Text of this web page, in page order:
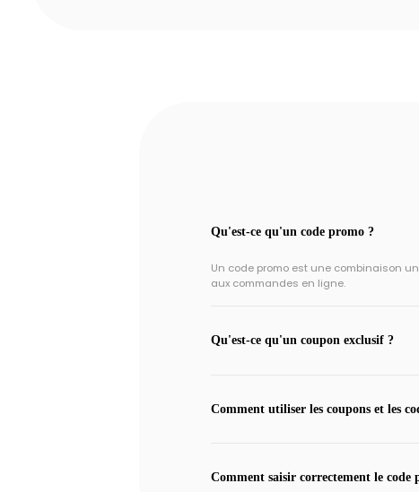
Qu'est-ce qu'un code promo ?
Un code promo est une combinaison
aux commandes en ligne.
Qu'est-ce qu'un coupon exclusif ?
Comment utiliser les coupons et les
Comment saisir correctement le code